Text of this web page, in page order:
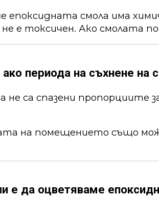
епоксидната смола има
е токсичен. Ако смолата
ако периода на съхнене
не са спазени пропорциите
на помещението също
е да оцветяваме